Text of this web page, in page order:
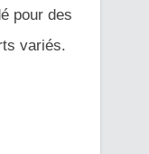
pour des
variés.